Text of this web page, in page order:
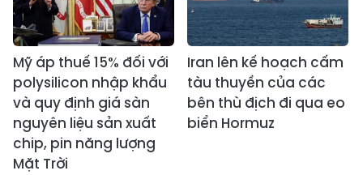
Mỹ áp thuế 15% đối với
polysilicon nhập khẩu
và quy định giá sàn
nguyên liệu sản xuất
chip, pin năng lượng
Mặt Trời
Iran lên kế hoạch cấm
tàu thuyền của các
bên thù địch đi qua eo
biển Hormuz